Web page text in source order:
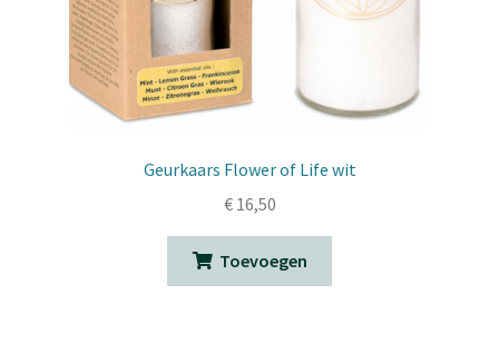
Geurkaars Flower of Life wit
€16,50
Toevoegen